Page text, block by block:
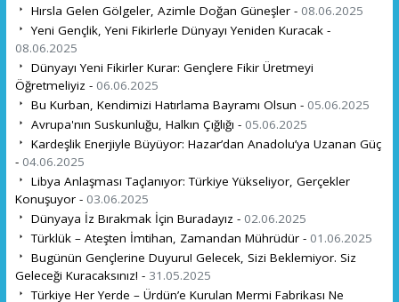
Hırsla Gelen Gölgeler, Azimle Doğan Güneşler - 08.06.2025
Yeni Gençlik, Yeni Fikirlerle Dünyayı Yeniden Kuracak -
08.06.2025
Dünyayı Yeni Fikirler Kurar: Gençlere Fikir Üretmeyi
Öğretmeliyiz - 06.06.2025
Bu Kurban, Kendimizi Hatırlama Bayramı Olsun - 05.06.2025
Avrupa'nın Suskunluğu, Halkın Çığlığı - 05.06.2025
Kardeşlik Enerjiyle Büyüyor: Hazar’dan Anadolu’ya Uzanan Güç
- 04.06.2025
Libya Anlaşması Taçlanıyor: Türkiye Yükseliyor, Gerçekler
Konuşuyor - 03.06.2025
Dünyaya İz Bırakmak İçin Buradayız - 02.06.2025
Türklük – Ateşten İmtihan, Zamandan Mührüdür - 01.06.2025
Bugünün Gençlerine Duyuru! Gelecek, Sizi Beklemiyor. Siz
Geleceği Kuracaksınız! - 31.05.2025
Türkiye Her Yerde – Ürdün’e Kurulan Mermi Fabrikası Ne